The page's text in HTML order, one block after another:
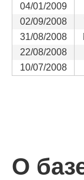
04/01/2009
02/09/2008
31/08/2008
22/08/2008
10/07/2008
О